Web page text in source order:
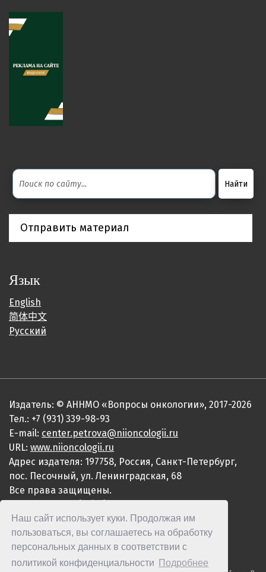
Наш сайт использует куки. Продолжая им
пользоваться, вы соглашаетесь на обработку
персональных данных в соответствии с
политикой конфиденциальности
Подробнее
Отправить материал
Язык
English
简体中文
Русский
Издатель: © АННМО «Вопросы онкологии», 2017-2026
Тел.: +7 (931) 339-98-93
E-mail: center.petrova@niioncologii.ru
URL: www.niioncologii.ru
Адрес издателя: 197758, Россия, Санкт-Петербург,
пос. Песочный, ул. Ленинградская, 68
Все права защищены.
ISSN 2949-4915 (Online)